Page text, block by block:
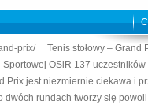
prix/ Tenis stołowy – Grand
OSiR 137 uczestników
Prix jest niezmiernie ciekawa i
rundach tworzy się powoli